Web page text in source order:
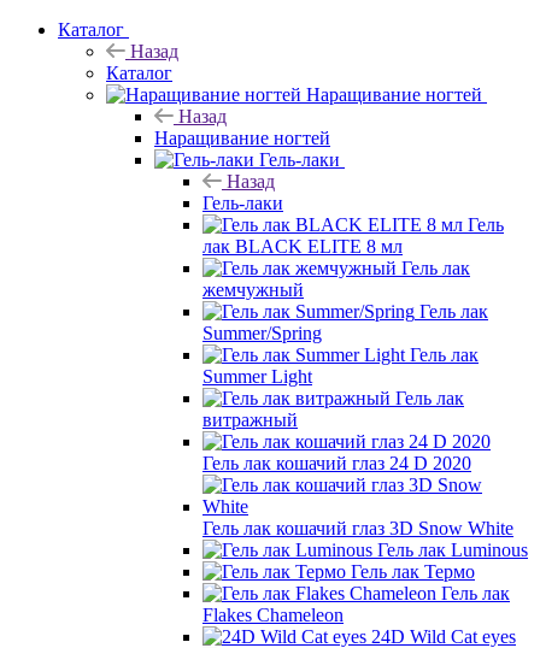
Каталог
Назад
Каталог
Наращивание ногтей
Назад
Наращивание ногтей
Гель-лаки
Назад
Гель-лаки
Гель
лак BLACK ELITE 8 мл
Гель лак
жемчужный
Гель лак
Summer/Spring
Гель лак
Summer Light
Гель лак
витражный
Гель лак кошачий глаз 24 D 2020
Гель лак кошачий глаз 3D Snow White
Гель лак Luminous
Гель лак Термо
Гель лак
Flakes Chameleon
24D Wild Cat eyes